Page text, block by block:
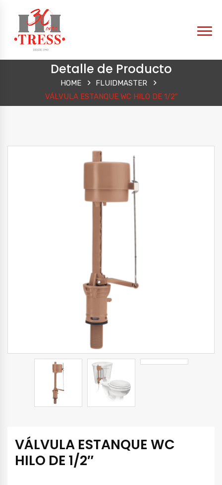
Detalle de Producto
HOME
FLUIDMASTER
VÁLVULA ESTANQUE WC HILO DE 1/2″
VÁLVULA ESTANQUE WC
HILO DE 1/2″